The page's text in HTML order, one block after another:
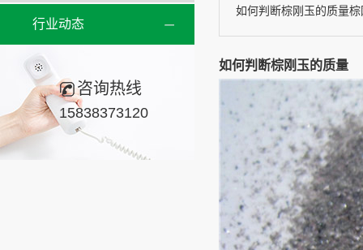
行业动态
咨询热线
15838373120
如何判断棕刚玉的质量
如何判断棕刚玉的质量